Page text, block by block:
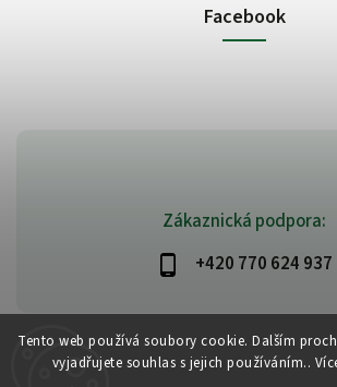
Tento web používá soubory cookie. Dalším
vyjadřujete souhlas s jejich používáním..
Zákaznická podpora:
+420 770 624 937
Facebook
Copyright 2026PlanetAyurveda.